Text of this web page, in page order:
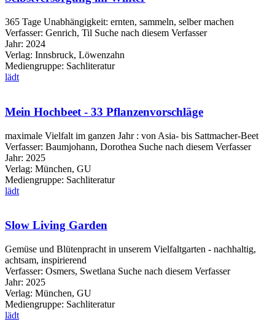
365 Tage Unabhängigkeit: ernten, sammeln, selber machen
Verfasser: Genrich, Til Suche nach diesem Verfasser
Jahr: 2024
Verlag: Innsbruck, Löwenzahn
Mediengruppe: Sachliteratur
lädt
Mein Hochbeet - 33 Pflanzenvorschläge
maximale Vielfalt im ganzen Jahr : von Asia- bis Sattmacher-Beet
Verfasser: Baumjohann, Dorothea Suche nach diesem Verfasser
Jahr: 2025
Verlag: München, GU
Mediengruppe: Sachliteratur
lädt
Slow Living Garden
Gemüse und Blütenpracht in unserem Vielfaltgarten - nachhaltig,
achtsam, inspirierend
Verfasser: Osmers, Swetlana Suche nach diesem Verfasser
Jahr: 2025
Verlag: München, GU
Mediengruppe: Sachliteratur
lädt